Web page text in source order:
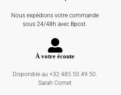
Nous expédions votre commande
sous 24/48h avec Bpost.
À votre écoute
Disponible au +32 485.50.49.50.
Sarah Cornet